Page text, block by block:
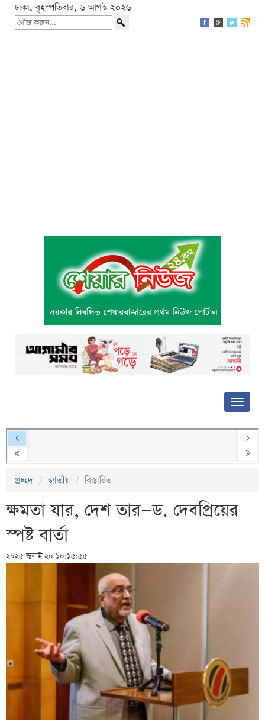
ঢাকা, বৃহস্পতিবার, ৬ আগস্ট ২০২৬
প্রচ্ছদ জাতীয় বিস্তারিত
ক্ষমতা যার, দেশ তার—ড. দেবপ্রিয়ের
স্পষ্ট বার্তা
২০২৫ জুলাই ২০ ১০:১৫:৫৫